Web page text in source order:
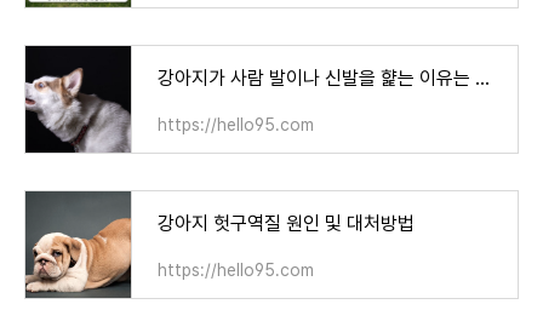
강아지가 사람 발이나 신발을 햝는 이유는 무엇일까?
https://hello95.com
강아지 헛구역질 원인 및 대처방법
https://hello95.com